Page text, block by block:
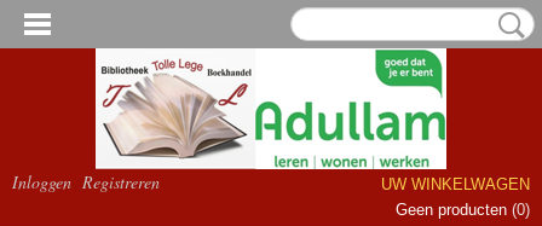
Inloggen Registreren
UW WINKELWAGEN
Geen producten (0)